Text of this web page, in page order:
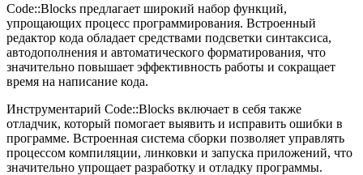
Code::Blocks предлагает широкий набор функций,
упрощающих процесс программирования. Встроенный
редактор кода обладает средствами подсветки синтаксиса,
автодополнения и автоматического форматирования, что
значительно повышает эффективность работы и сокращает
время на написание кода.
Инструментарий Code::Blocks включает в себя также
отладчик, который помогает выявить и исправить ошибки в
программе. Встроенная система сборки позволяет управлять
процессом компиляции, линковки и запуска приложений, что
значительно упрощает разработку и отладку программы.